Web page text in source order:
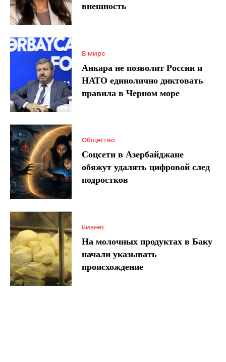
внешность
В мире
Анкара не позволит России и
НАТО единолично диктовать
правила в Черном море
Общество
Соцсети в Азербайджане
обяжут удалять цифровой след
подростков
Бизнес
На молочных продуктах в Баку
начали указывать
происхождение